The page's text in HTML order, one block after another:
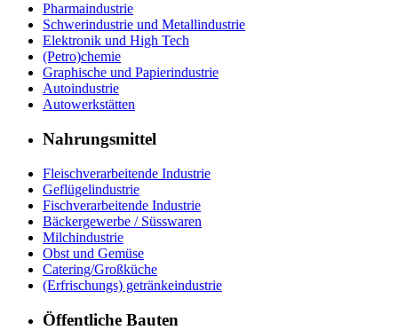
Pharmaindustrie
Schwerindustrie und Metallindustrie
Elektronik und High Tech
(Petro)chemie
Graphische und Papierindustrie
Autoindustrie
Autowerkstätten
Nahrungsmittel
Fleischverarbeitende Industrie
Geflügelindustrie
Fischverarbeitende Industrie
Bäckergewerbe / Süsswaren
Milchindustrie
Obst und Gemüse
Catering/Großküche
(Erfrischungs) getränkeindustrie
Öffentliche Bauten